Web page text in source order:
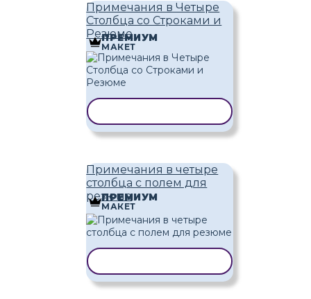
Примечания в Четыре
Столбца со Строками и
Резюме
ПРЕМИУМ
МАКЕТ
Примечания в четыре
столбца с полем для
резюме
ПРЕМИУМ
МАКЕТ